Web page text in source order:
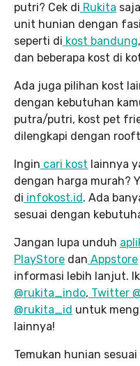
putri? Cek di Rukita
unit hunian dengan
seperti di kost bandung,
dan beberapa kost di
Ada juga pilihan kost
dengan kebutuhan
putra/putri, kost pet
dilengkapi dengan
Ingin cari kost lainnya
dengan harga murah?
di infokost.id . Ada
sesuai dengan
Jangan lupa unduh
PlayStore dan Appstore
informasi lebih lanjut.
@rukita_indo, Twitter
@rukita_id untuk
lainnya!
Temukan hunian